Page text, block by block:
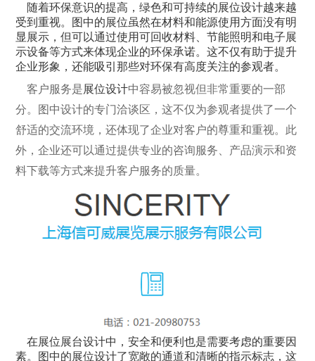
随着环保意识的提高，绿色和可持续的展位设计越来越
受到重视。图中的展位虽然在材料和能源使用方面没有明
显展示，但可以通过使用可回收材料、节能照明和电子展
示设备等方式来体现企业的环保承诺。这不仅有助于提升
企业形象，还能吸引那些对环保有高度关注的参观者。
客户服务是展位设计中容易被忽视但非常重要的一部
分。图中设计的专门洽谈区，这不仅为参观者提供了一个
舒适的交流环境，还体现了企业对客户的尊重和重视。此
外，企业还可以通过提供专业的咨询服务、产品演示和资
料下载等方式来提升客户服务的质量。
在展位展台设计中，安全和便利也是需要考虑的重要因
素。图中的展位设计了宽敞的通道和清晰的指示标志，这